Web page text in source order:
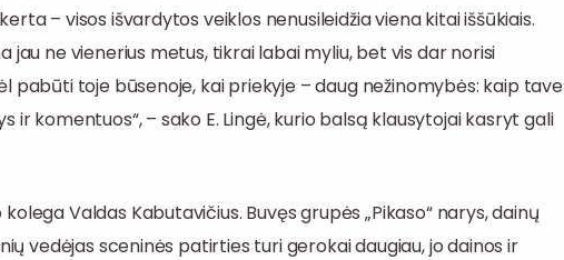
– visos išvardytos veiklos nenusileidžia viena kitai iššūkiais.
jau ne vienerius metus, tikrai labai myliu, bet vis dar norisi
pabūti toje būsenoje, kai priekyje – daug nežinomybės: kaip tave
ir komentuos“, – sako E. Lingė, kurio balsą klausytojai kasryt gali
Valdas Kabutavičius. Buvęs grupės „Pikaso“ narys, dainų
vedėjas sceninės patirties turi gerokai daugiau, jo dainos ir